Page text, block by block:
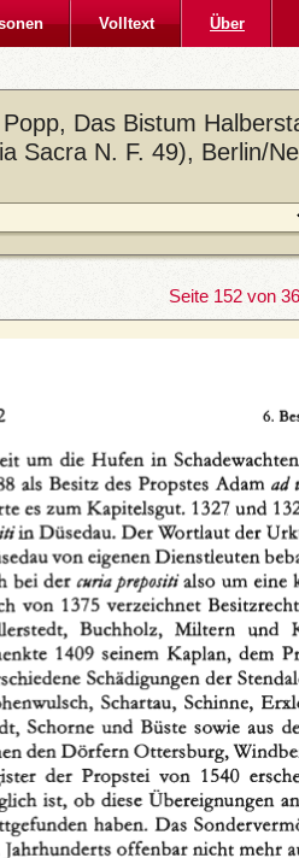
Volltext Über
Das Bistum
Sacra N. F. 49), Berlin/
Seite 152 von